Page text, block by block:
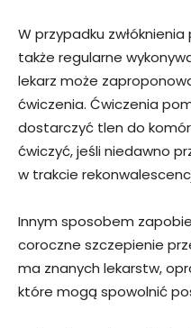
W przypadku
także regularne
lekarz może
ćwiczenia. Ćwiczenia
dostarczyć tlen do
ćwiczyć, jeśli niedawno
w trakcie
Innym sposobem
coroczne szczepienie
ma znanych lekarstw,
które mogą spowolnić